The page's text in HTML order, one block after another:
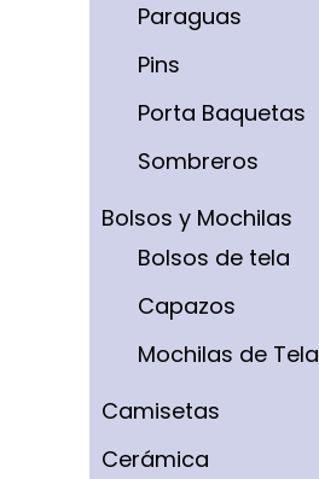
Paraguas
Pins
Porta Baquetas
Sombreros
Bolsos y Mochilas
Bolsos de tela
Capazos
Mochilas de Tela
Camisetas
Cerámica